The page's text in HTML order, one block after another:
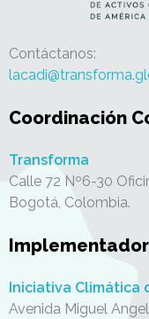
Contáctanos:
Coordinación
Transforma
Calle 72 Nº6-30
Bogotá, Colombia.
Iniciativa Climática
Avenida Miguel